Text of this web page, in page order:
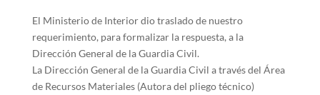
El Ministerio de Interior dio traslado de nuestro
requerimiento, para formalizar la respuesta, a la
Dirección General de la Guardia Civil.
La Dirección General de la Guardia Civil a través del Área
de Recursos Materiales (Autora del pliego técnico)